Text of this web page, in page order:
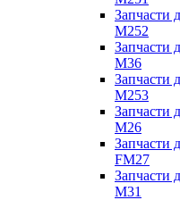
Запчасти
M252
Запчасти
M36
Запчасти
M253
Запчасти
M26
Запчасти
FM27
Запчасти
M31